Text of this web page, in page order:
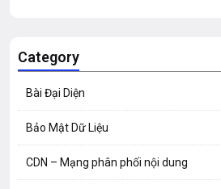
Category
Bài Đại Diện
Bảo Mật Dữ Liệu
CDN – Mạng phân phối nội dung